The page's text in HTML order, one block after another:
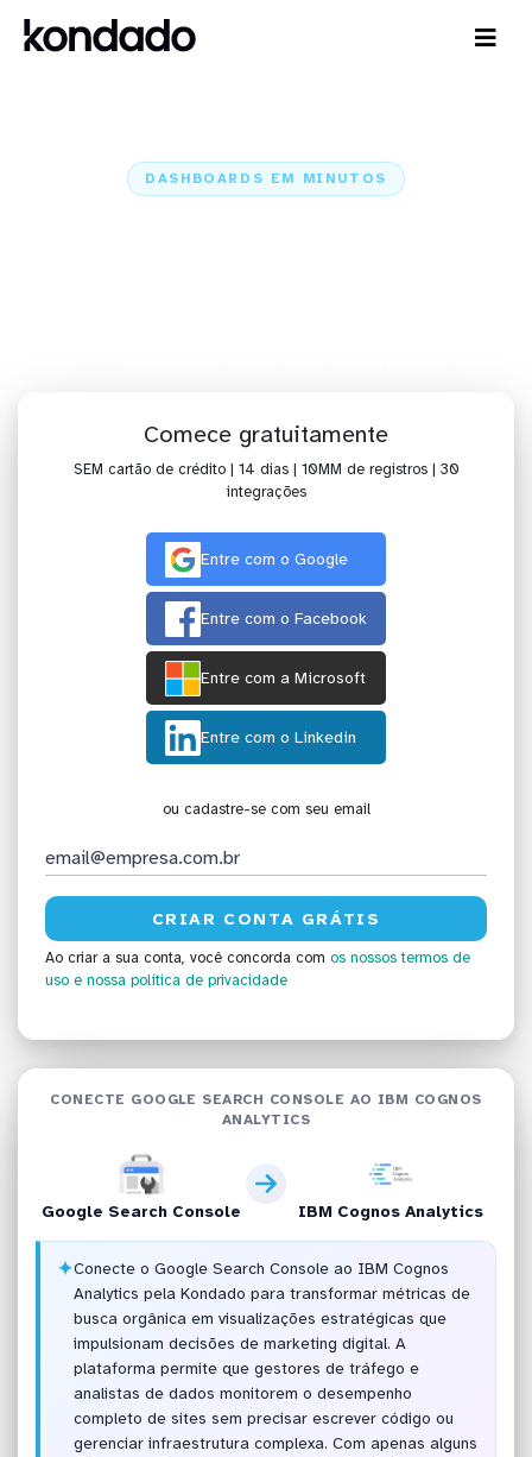
DASHBOARDS EM MINUTOS
Comece gratuitamente
SEM cartão de crédito | 14 dias | 10MM de registros | 30
integrações
Entre com o Google
Entre com o Facebook
Entre com a Microsoft
Entre com o Linkedin
ou cadastre-se com seu email
Ao criar a sua conta, você concorda com os nossos termos de
uso e nossa política de privacidade
CONECTE GOOGLE SEARCH CONSOLE AO IBM COGNOS
ANALYTICS
Google Search Console IBM Cognos Analytics
✦Conecte o Google Search Console ao IBM Cognos
Analytics pela Kondado para transformar métricas de
busca orgânica em visualizações estratégicas que
impulsionam decisões de marketing digital. A
plataforma permite que gestores de tráfego e
analistas de dados monitorem o desempenho
completo de sites sem precisar escrever código ou
gerenciar infraestrutura complexa. Com apenas alguns